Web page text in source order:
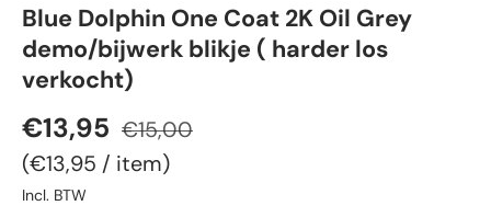
Blue Dolphin One Coat 2K Oil Grey
demo/bijwerk blikje ( harder los
verkocht)
Verkoopprijs
€13,95 Reguliere prijs
€15,00
Eenheid prijs
€13,95 / item
Incl. BTW